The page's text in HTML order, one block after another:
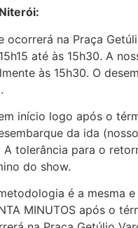
ocorrerá na Praça
até às 15h30. A
às 15h30. O
início logo após o
da ida
A tolerância para o
do show.
é a mesma
MINUTOS após o